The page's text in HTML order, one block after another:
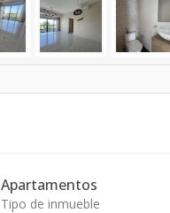
Apartamentos
Tipo de inmueble